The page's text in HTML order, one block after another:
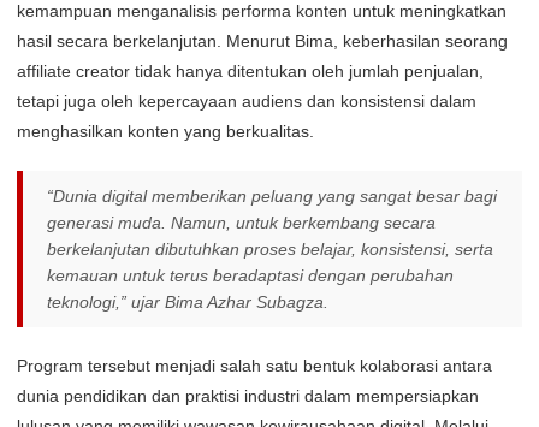
kemampuan menganalisis performa konten untuk meningkatkan
hasil secara berkelanjutan. Menurut Bima, keberhasilan seorang
affiliate creator tidak hanya ditentukan oleh jumlah penjualan,
tetapi juga oleh kepercayaan audiens dan konsistensi dalam
menghasilkan konten yang berkualitas.
“Dunia digital memberikan peluang yang sangat besar bagi
generasi muda. Namun, untuk berkembang secara
berkelanjutan dibutuhkan proses belajar, konsistensi, serta
kemauan untuk terus beradaptasi dengan perubahan
teknologi,” ujar Bima Azhar Subagza.
Program tersebut menjadi salah satu bentuk kolaborasi antara
dunia pendidikan dan praktisi industri dalam mempersiapkan